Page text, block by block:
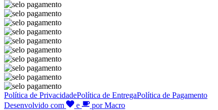
Política de PrivacidadePolítica de EntregaPolítica de Pagamento
Desenvolvido com
e por Macro